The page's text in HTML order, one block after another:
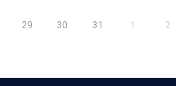
29 30 31 1 2